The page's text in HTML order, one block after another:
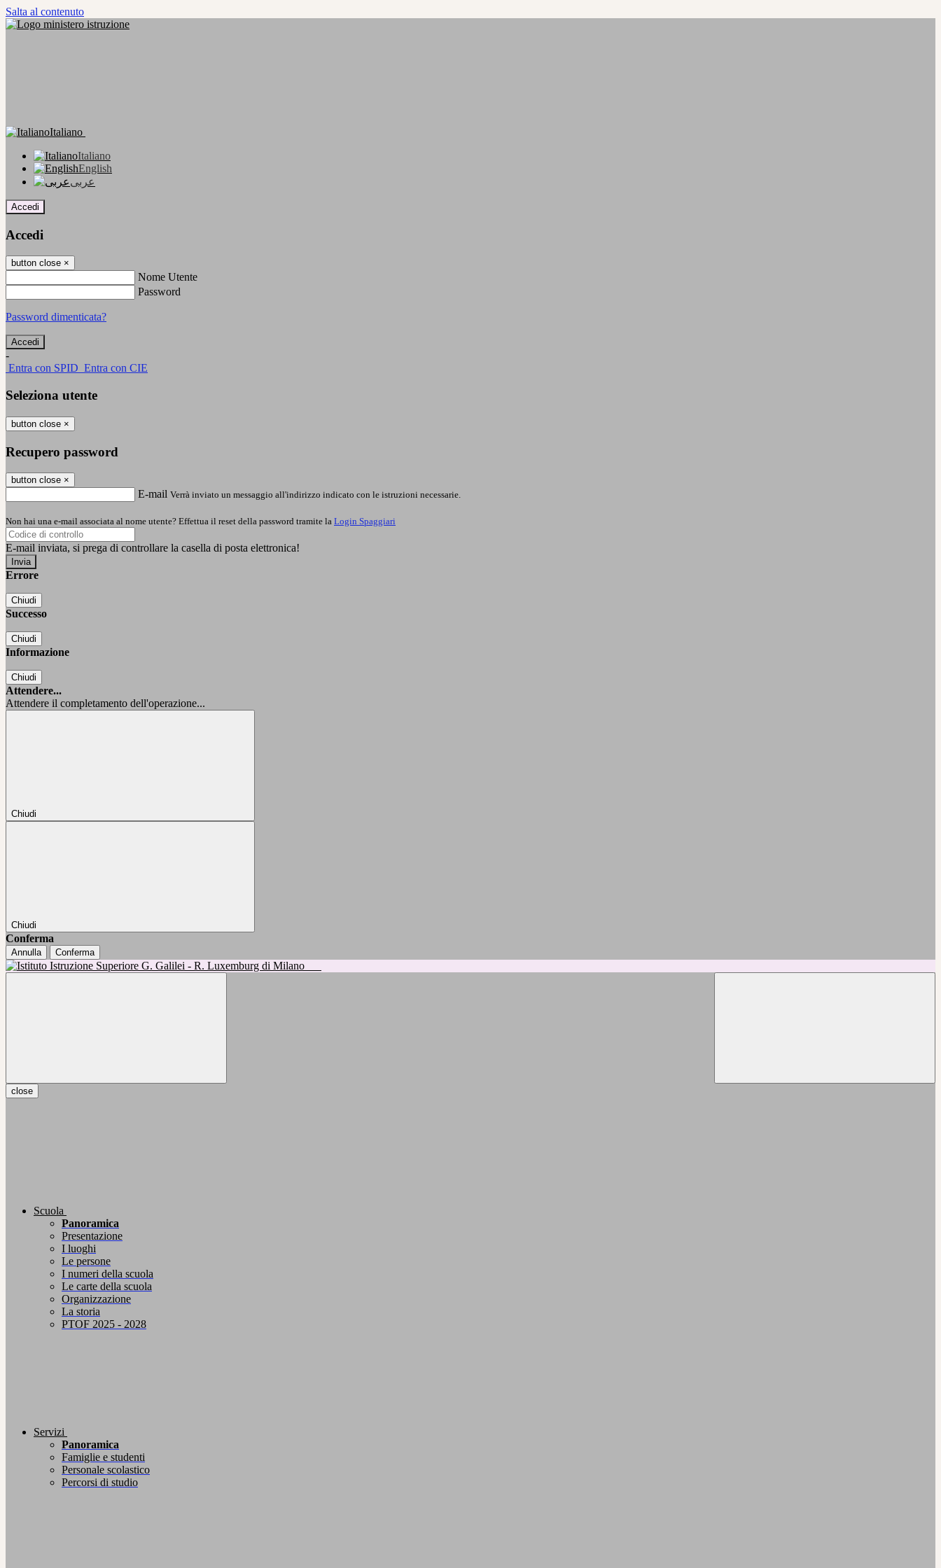
Salta al contenuto
Italiano
Italiano
English
عربى
Accedi
Accedi
button close ×
Nome Utente
Password
Password dimenticata?
-
Entra con SPID Entra con CIE
Seleziona utente
button close ×
Recupero password
button close ×
E-mail Verrà inviato un messaggio all'indirizzo indicato con le istruzioni necessarie.
Non hai una e-mail associata al nome utente? Effettua il reset della password tramite la Login Spaggiari
E-mail inviata, si prega di controllare la casella di posta elettronica!
Errore
Chiudi
Successo
Chiudi
Informazione
Chiudi
Attendere...
Attendere il completamento dell'operazione...
Chiudi
Chiudi
Conferma
Annulla Conferma
close
Scuola
Panoramica
Presentazione
I luoghi
Le persone
I numeri della scuola
Le carte della scuola
Organizzazione
La storia
PTOF 2025 - 2028
Servizi
Panoramica
Famiglie e studenti
Personale scolastico
Percorsi di studio